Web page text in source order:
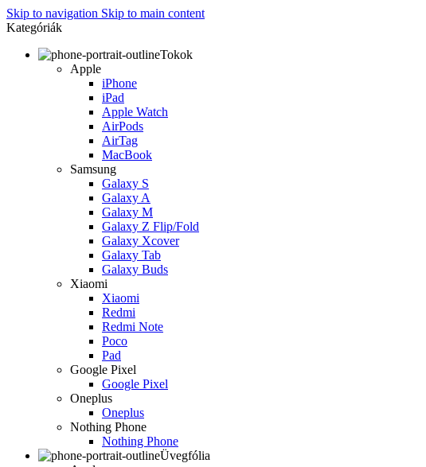
Skip to navigation Skip to main content
Kategóriák
Tokok
Apple
iPhone
iPad
Apple Watch
AirPods
AirTag
MacBook
Samsung
Galaxy S
Galaxy A
Galaxy M
Galaxy Z Flip/Fold
Galaxy Xcover
Galaxy Tab
Galaxy Buds
Xiaomi
Xiaomi
Redmi
Redmi Note
Poco
Pad
Google Pixel
Google Pixel
Oneplus
Oneplus
Nothing Phone
Nothing Phone
Üvegfólia